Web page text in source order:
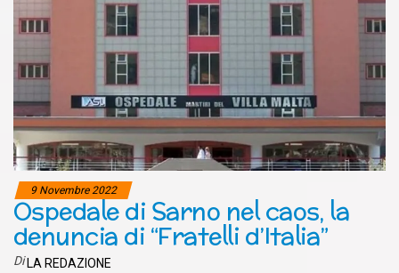
9 Novembre 2022
Ospedale di Sarno nel caos, la
denuncia di “Fratelli d’Italia”
Di LA REDAZIONE